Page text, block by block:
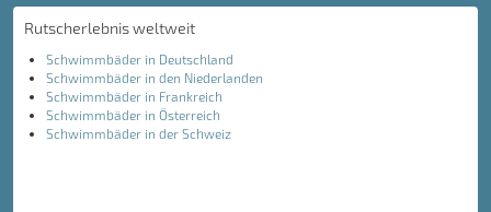
Rutscherlebnis weltweit
Schwimmbäder in Deutschland
Schwimmbäder in den Niederlanden
Schwimmbäder in Frankreich
Schwimmbäder in Österreich
Schwimmbäder in der Schweiz